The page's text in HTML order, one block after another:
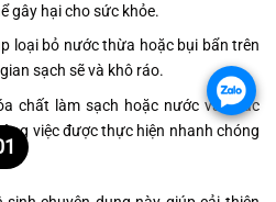
gây hại cho sức khỏe.
loại bỏ nước thừa hoặc bụi bẩn trên
sạch sẽ và khô ráo.
chất làm sạch hoặc nước vào các
việc được thực hiện nhanh chóng
.